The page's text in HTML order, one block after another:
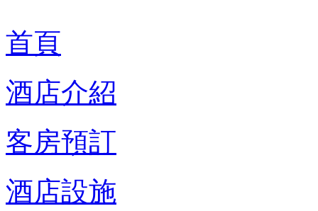
首頁
酒店介紹
客房預訂
酒店設施